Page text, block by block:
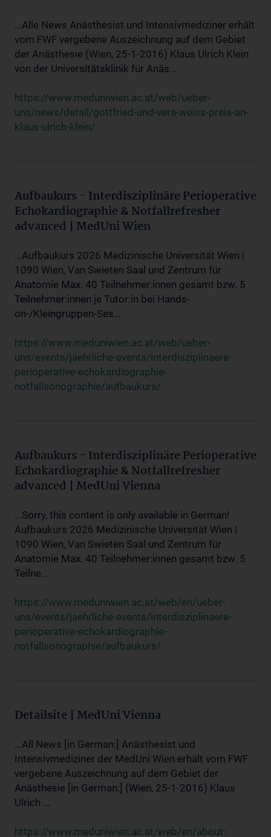
...Alle News Anästhesist und Intensivmediziner erhält
vom FWF vergebene Auszeichnung auf dem Gebiet
der Anästhesie (Wien, 25-1-2016) Klaus Ulrich Klein
von der Universitätsklinik für Anäs...
https://www.meduniwien.ac.at/web/ueber-
uns/news/detail/gottfried-und-vera-weiss-preis-an-
klaus-ulrich-klein/
Aufbaukurs - Interdisziplinäre Perioperative
Echokardiographie & Notfallrefresher
advanced | MedUni Wien
...Aufbaukurs 2026 Medizinische Universität Wien |
1090 Wien, Van Swieten Saal und Zentrum für
Anatomie Max. 40 Teilnehmer:innen gesamt bzw. 5
Teilnehmer:innen je Tutor:in bei Hands-
on-/Kleingruppen-Ses...
https://www.meduniwien.ac.at/web/ueber-
uns/events/jaehrliche-events/interdisziplinaere-
perioperative-echokardiographie-
notfallsonographie/aufbaukurs/
Aufbaukurs - Interdisziplinäre Perioperative
Echokardiographie & Notfallrefresher
advanced | MedUni Vienna
...Sorry, this content is only available in German!
Aufbaukurs 2026 Medizinische Universität Wien |
1090 Wien, Van Swieten Saal und Zentrum für
Anatomie Max. 40 Teilnehmer:innen gesamt bzw. 5
Teilne...
https://www.meduniwien.ac.at/web/en/ueber-
uns/events/jaehrliche-events/interdisziplinaere-
perioperative-echokardiographie-
notfallsonographie/aufbaukurs/
Detailsite | MedUni Vienna
...All News [in German:] Anästhesist und
Intensivmediziner der MedUni Wien erhält vom FWF
vergebene Auszeichnung auf dem Gebiet der
Anästhesie [in German:] (Wien, 25-1-2016) Klaus
Ulrich ...
https://www.meduniwien.ac.at/web/en/about-